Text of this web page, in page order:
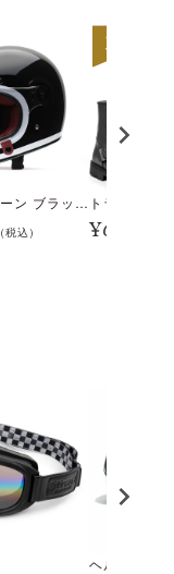
BULLITT レーン ブラック/ホワイト
(税込) ¥69,300
ヘルム #03